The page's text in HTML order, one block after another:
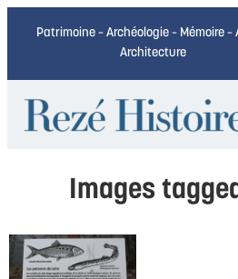
Patrimoine – Archéologie – Mémoire –
Architecture
Images